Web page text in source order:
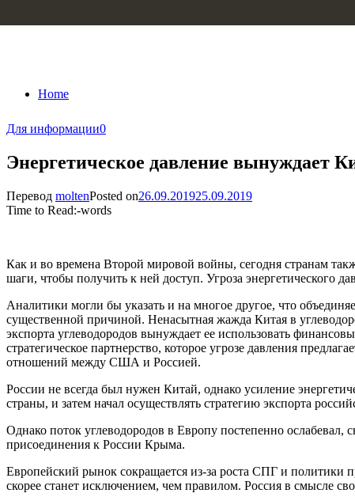
Home
Для информации0
Энергетическое давление вынуждает
Перевод moltenPosted on26.09.201925.09.2019
Time to Read:-words
Как и во времена Второй мировой войны, сегодня странам
шаги, чтобы получить к ней доступ. Угроза энергетического
Аналитики могли бы указать и на многое другое, что
существенной причиной. Ненасытная жажда Китая в
экспорта углеводородов вынуждает ее использовать
стратегическое партнерство, которое угрозе давления
отношений между США и Россией.
России не всегда был нужен Китай, однако усиление
страны, и затем начал осуществлять стратегию экспорта
Однако поток углеводородов в Европу постепенно ослабевал,
присоединения к России Крыма.
Европейский рынок сокращается из-за роста СПГ и политики
скорее станет исключением, чем правилом. Россия в смысле